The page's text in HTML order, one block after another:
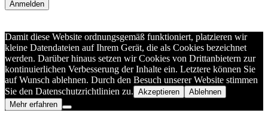
Damit diese Website ordnungsgemäß funktioniert, platzieren wir
kleine Datendateien auf Ihrem Gerät, die als Cookies bezeichnet
werden. Darüber hinaus setzen wir Cookies von Drittanbietern zur
kontinuierlichen Verbesserung der Inhalte ein. Letztere können Sie
auf Wunsch ablehnen. Durch den Besuch unserer Website stimmen
Sie den Datenschutzrichtlinien zu. Akzeptieren
Ablehnen
Mehr erfahren